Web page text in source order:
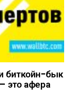
биткойн-бык
это афера